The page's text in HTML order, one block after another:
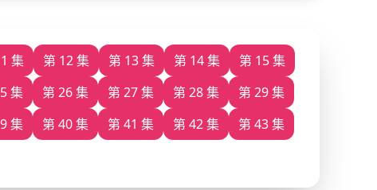
集 第 12 集 第 13 集 第 14 集
第 15 集
集 第 26 集 第 27 集 第 28 集
第 29 集
集 第 40 集 第 41 集 第 42 集
第 43 集